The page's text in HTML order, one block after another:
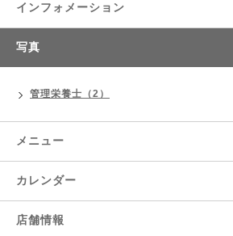
インフォメーション
写真
管理栄養士（2）
メニュー
カレンダー
店舗情報